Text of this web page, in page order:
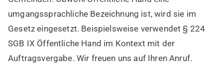
umgangssprachliche Bezeichnung ist, wird sie im
Gesetz eingesetzt. Beispielsweise verwendet § 224
SGB IX Öffentliche Hand im Kontext mit der
Auftragsvergabe. Wir freuen uns auf Ihren Anruf.